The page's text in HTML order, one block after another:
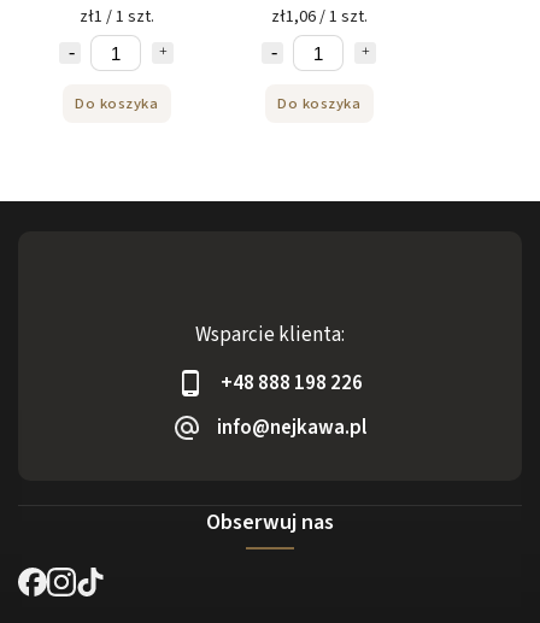
zł1 / 1 szt.
Do koszyka
zł1,06 / 1 szt.
Do koszyka
Wsparcie klienta:
+48 888 198 226
info@nejkawa.pl
Obserwuj nas